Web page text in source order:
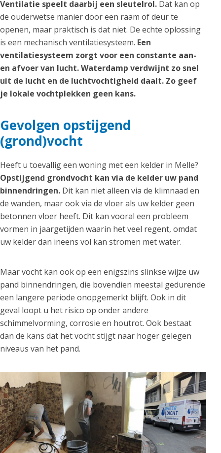
Ventilatie speelt daarbij een sleutelrol. Dat kan op
de ouderwetse manier door een raam of deur te
openen, maar praktisch is dat niet. De echte oplossing
is een mechanisch ventilatiesysteem. Een
ventilatiesysteem zorgt voor een constante aan-
en afvoer van lucht. Waterdamp verdwijnt zo snel
uit de lucht en de luchtvochtigheid daalt. Zo geef
je lokale vochtplekken geen kans.
Gevolgen opstijgend
(grond)vocht
Heeft u toevallig een woning met een kelder in Melle?
Opstijgend grondvocht kan via de kelder uw pand
binnendringen. Dit kan niet alleen via de klimnaad en
de wanden, maar ook via de vloer als uw kelder geen
betonnen vloer heeft. Dit kan vooral een probleem
vormen in jaargetijden waarin het veel regent, omdat
uw kelder dan ineens vol kan stromen met water.
Maar vocht kan ook op een enigszins slinkse wijze uw
pand binnendringen, die bovendien meestal gedurende
een langere periode onopgemerkt blijft. Ook in dit
geval loopt u het risico op onder andere
schimmelvorming, corrosie en houtrot. Ook bestaat
dan de kans dat het vocht stijgt naar hoger gelegen
niveaus van het pand.